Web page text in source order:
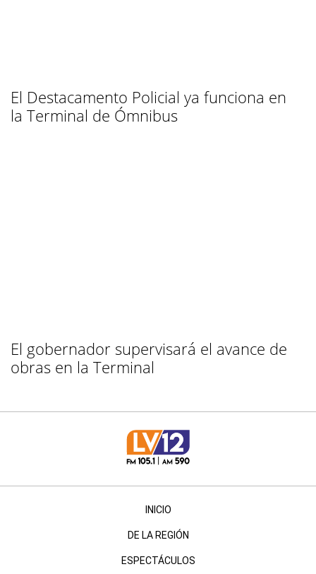
El Destacamento Policial ya funciona en
la Terminal de Ómnibus
El gobernador supervisará el avance de
obras en la Terminal
INICIO
DE LA REGIÓN
ESPECTÁCULOS